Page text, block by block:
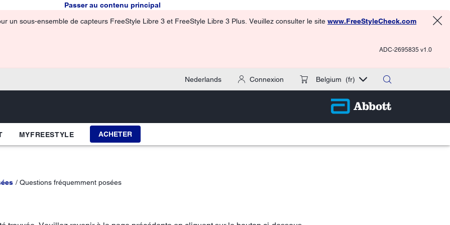
Passer au contenu principal
un sous-ensemble de capteurs FreeStyle Libre 3 et FreeStyle Libre 3 Plus. Veuillez consulter le site www.FreeStyleCheck.com
ADC-2695835 v1.0
Nederlands Connexion Belgium (fr)
MYFREESTYLE ACHETER
Questions fréquemment posées